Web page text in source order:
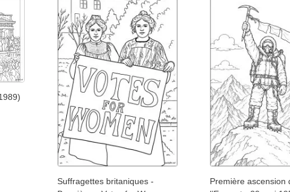
Suffragettes britaniques -
Première ascension